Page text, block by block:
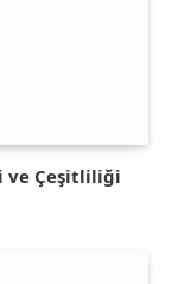
ve Çeşitliliği